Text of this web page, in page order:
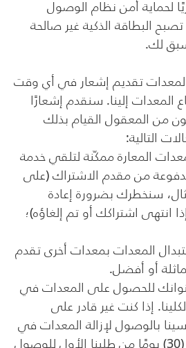
لحماية أمن نظام الوصول
البطاقة الذكية غير صالحة
لك.
تقديم إشعار في أي وقت
المعدات إلينا. سنقدم إشعارًا
من المعقول القيام بذلك
التالية:
المعارة ممكّنة لتلقي خدمة
من مقدم الاشتراك (على
سنخطرك بضرورة إعادة
انتهى اشتراكك أو تم إلغاؤه)؛
المعدات بمعدات أخرى تقدم
أو أفضل.
للحصول على المعدات في
إذا كنت غير قادر على
بالوصول لإزالة المعدات في
غضون ثلاثين (30) يومًا من طلبنا الأول للوصول